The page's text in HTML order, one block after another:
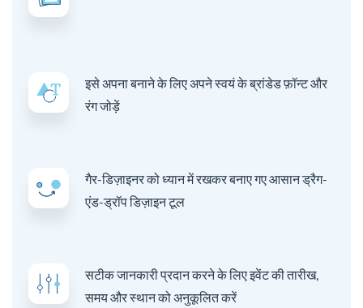
इसे अपना बनाने के लिए अपने स्वयं के ब्रांडेड फ़ॉन्ट और
रंग जोड़ें
गैर-डिज़ाइनर को ध्यान में रखकर बनाए गए आसान ड्रैग-
एंड-ड्रॉप डिज़ाइन टूल
सटीक जानकारी प्रदान करने के लिए इवेंट की तारीख,
समय और स्थान को अनुकूलित करें